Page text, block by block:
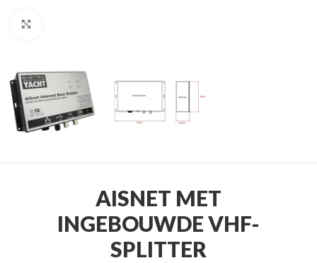
AISNET MET
INGEBOUWDE VHF-
SPLITTER